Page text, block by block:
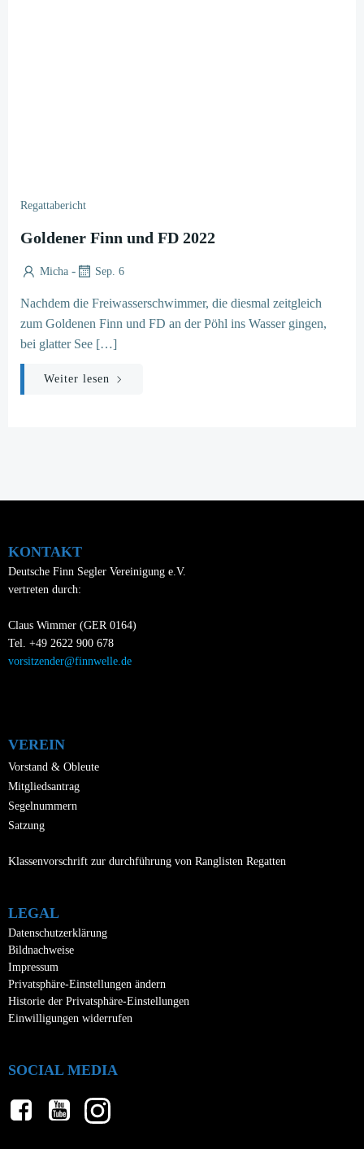
Regattabericht
Goldener Finn und FD 2022
Micha - Sep. 6
Nachdem die Freiwasserschwimmer, die diesmal zeitgleich
zum Goldenen Finn und FD an der Pöhl ins Wasser gingen,
bei glatter See […]
Weiter lesen
KONTAKT
Deutsche Finn Segler Vereinigung e.V.
vertreten durch:
Claus Wimmer (GER 0164)
Tel. +49 2622 900 678
vorsitzender@finnwelle.de
VEREIN
Vorstand & Obleute
Mitgliedsantrag
Segelnummern
Satzung
Klassenvorschrift zur durchführung von Ranglisten Regatten
LEGAL
Datenschutzerklärung
Bildnachweise
Impressum
Privatsphäre-Einstellungen ändern
Historie der Privatsphäre-Einstellungen
Einwilligungen widerrufen
SOCIAL MEDIA